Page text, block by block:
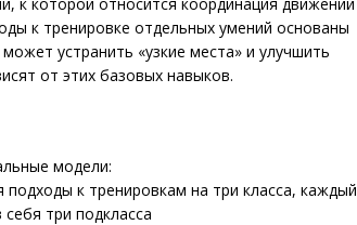
к тренировке отдельных умений основаны
устранить «узкие места» и улучшить
от этих базовых навыков.
модели:
к тренировкам на три класса, каждый
три подкласса